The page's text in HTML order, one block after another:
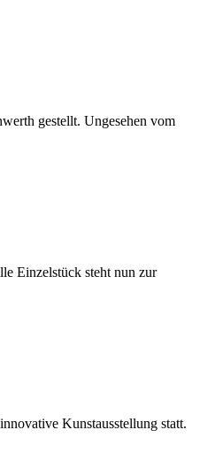
gestellt. Ungesehen vom
Einzelstück steht nun zur
Kunstausstellung statt.